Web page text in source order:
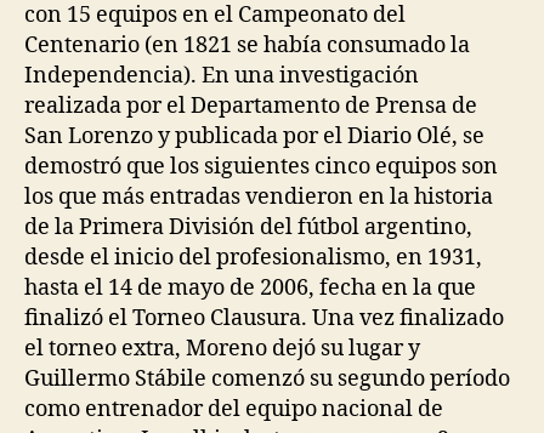
con 15 equipos en el Campeonato del
Centenario (en 1821 se había consumado la
Independencia). En una investigación
realizada por el Departamento de Prensa de
San Lorenzo y publicada por el Diario Olé, se
demostró que los siguientes cinco equipos son
los que más entradas vendieron en la historia
de la Primera División del fútbol argentino,
desde el inicio del profesionalismo, en 1931,
hasta el 14 de mayo de 2006, fecha en la que
finalizó el Torneo Clausura. Una vez finalizado
el torneo extra, Moreno dejó su lugar y
Guillermo Stábile comenzó su segundo período
como entrenador del equipo nacional de